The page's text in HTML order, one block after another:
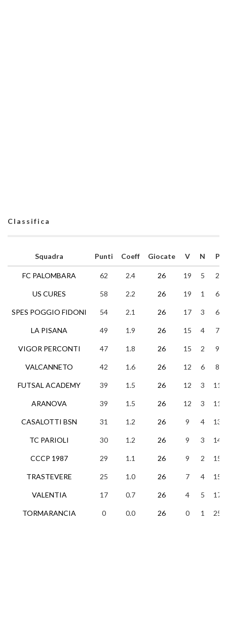
Classifica
Squadra
FC PALOMBARA
US CURES
SPES POGGIO FIDONI
LA PISANA
VIGOR PERCONTI
VALCANNETO
FUTSAL ACADEMY
ARANOVA
CASALOTTI BSN
TC PARIOLI
CCCP 1987
TRASTEVERE
VALENTIA
TORMARANCIA
Punti Coeff Giocate V N P
62 2.4 26 19 5 2
58 2.2 26 19 1 6
54 2.1 26 17 3 6
49 1.9 26 15 4 7
47 1.8 26 15 2 9
42 1.6 26 12 6 8
39 1.5 26 12 3 11
39 1.5 26 12 3 11
31 1.2 26 9 4 13
30 1.2 26 9 3 14
29 1.1 26 9 2 15
25 1.0 26 7 4 15
17 0.7 26 4 5 17
0 0.0 26 0 1 25